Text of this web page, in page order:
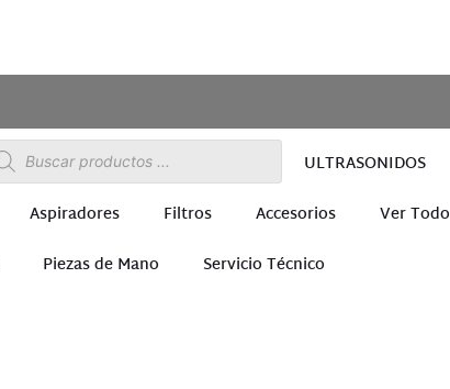
ULTRASONIDOS
Aspiradores Filtros Accesorios Ver Todo
Piezas de Mano Servicio Técnico